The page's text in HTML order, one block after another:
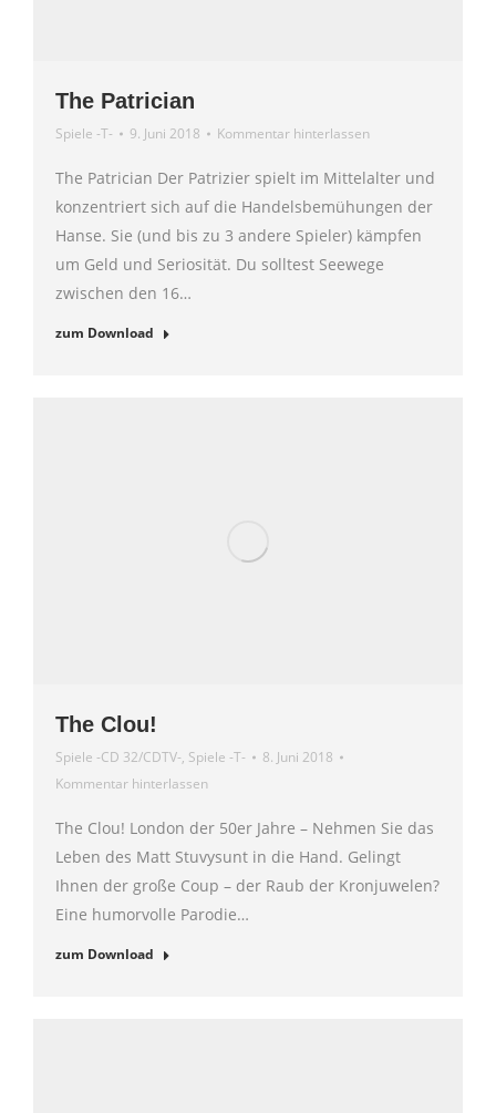
The Patrician
Spiele -T- 9. Juni 2018 Kommentar hinterlassen
The Patrician Der Patrizier spielt im Mittelalter und
konzentriert sich auf die Handelsbemühungen der
Hanse. Sie (und bis zu 3 andere Spieler) kämpfen
um Geld und Seriosität. Du solltest Seewege
zwischen den 16…
zum Download
The Clou!
Spiele -CD 32/CDTV-, Spiele -T-
8. Juni 2018
Kommentar hinterlassen
The Clou! London der 50er Jahre – Nehmen Sie das
Leben des Matt Stuvysunt in die Hand. Gelingt
Ihnen der große Coup – der Raub der Kronjuwelen?
Eine humorvolle Parodie…
zum Download